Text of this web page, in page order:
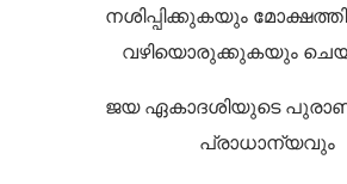
നശിപ്പിക്കുകയും
വഴിയൊരുക്കുകയും
ജയ ഏകാദശിയുടെ
പ്രാധാന്യവും